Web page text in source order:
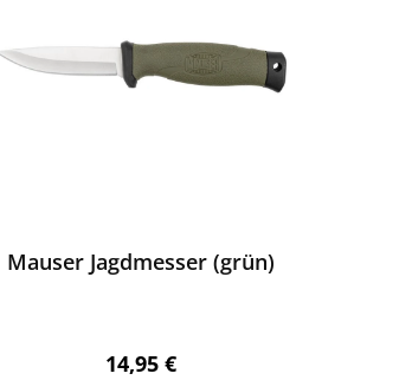
Mauser Jagdmesser (grün)
Regulärer Preis:
14,95 €